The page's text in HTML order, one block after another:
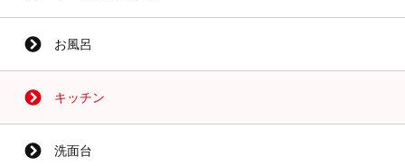
お風呂
キッチン
洗面台